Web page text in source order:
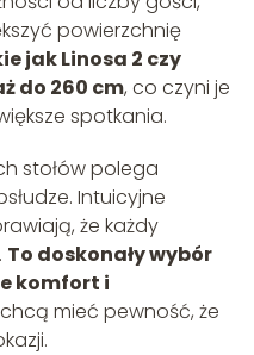
powierzchnię
jak Linosa 2 czy
do 260 cm, co czyni je
spotkania.
stołów polega
Intuicyjne
że każdy
To doskonały wybór
komfort i
mieć pewność, że